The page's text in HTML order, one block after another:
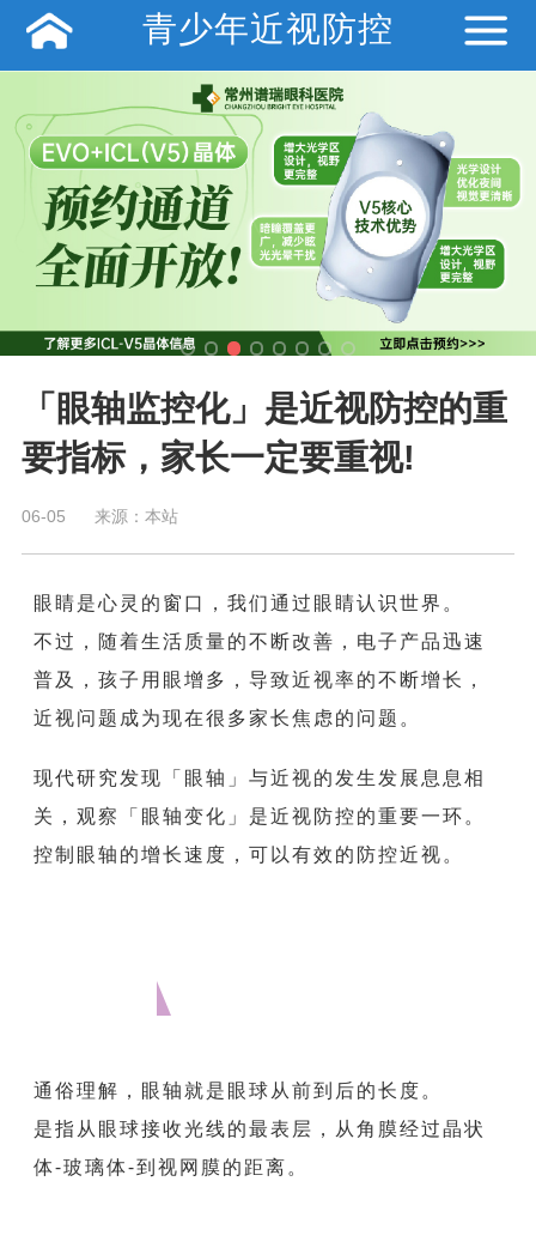
青少年近视防控
「眼轴监控化」是近视防控的重
要指标，家长一定要重视!
06-05 来源：本站
眼睛是心灵的窗口，我们通过眼睛认识世界。
不过，随着生活质量的不断改善，电子产品迅速
普及，孩子用眼增多，导致近视率的不断增长，
近视问题成为现在很多家长焦虑的问题。
现代研究发现「眼轴」与近视的发生发展息息相
关，观察「眼轴变化」是近视防控的重要一环。
控制眼轴的增长速度，可以有效的防控近视。
通俗理解，眼轴就是眼球从前到后的长度。
是指从眼球接收光线的最表层，从角膜经过晶状
体-玻璃体-到视网膜的距离。